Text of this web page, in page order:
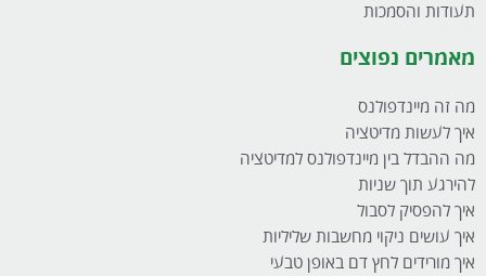
תעודות והסמכות
מאמרים נפוצים
מה זה מיינדפולנס
איך לעשות מדיטציה
מה ההבדל בין מיינדפולנס למדיטציה
להירגע תוך שניות
איך להפסיק לסבול
איך עושים ניקוי מחשבות שליליות
איך מורידים לחץ דם באופן טבעי